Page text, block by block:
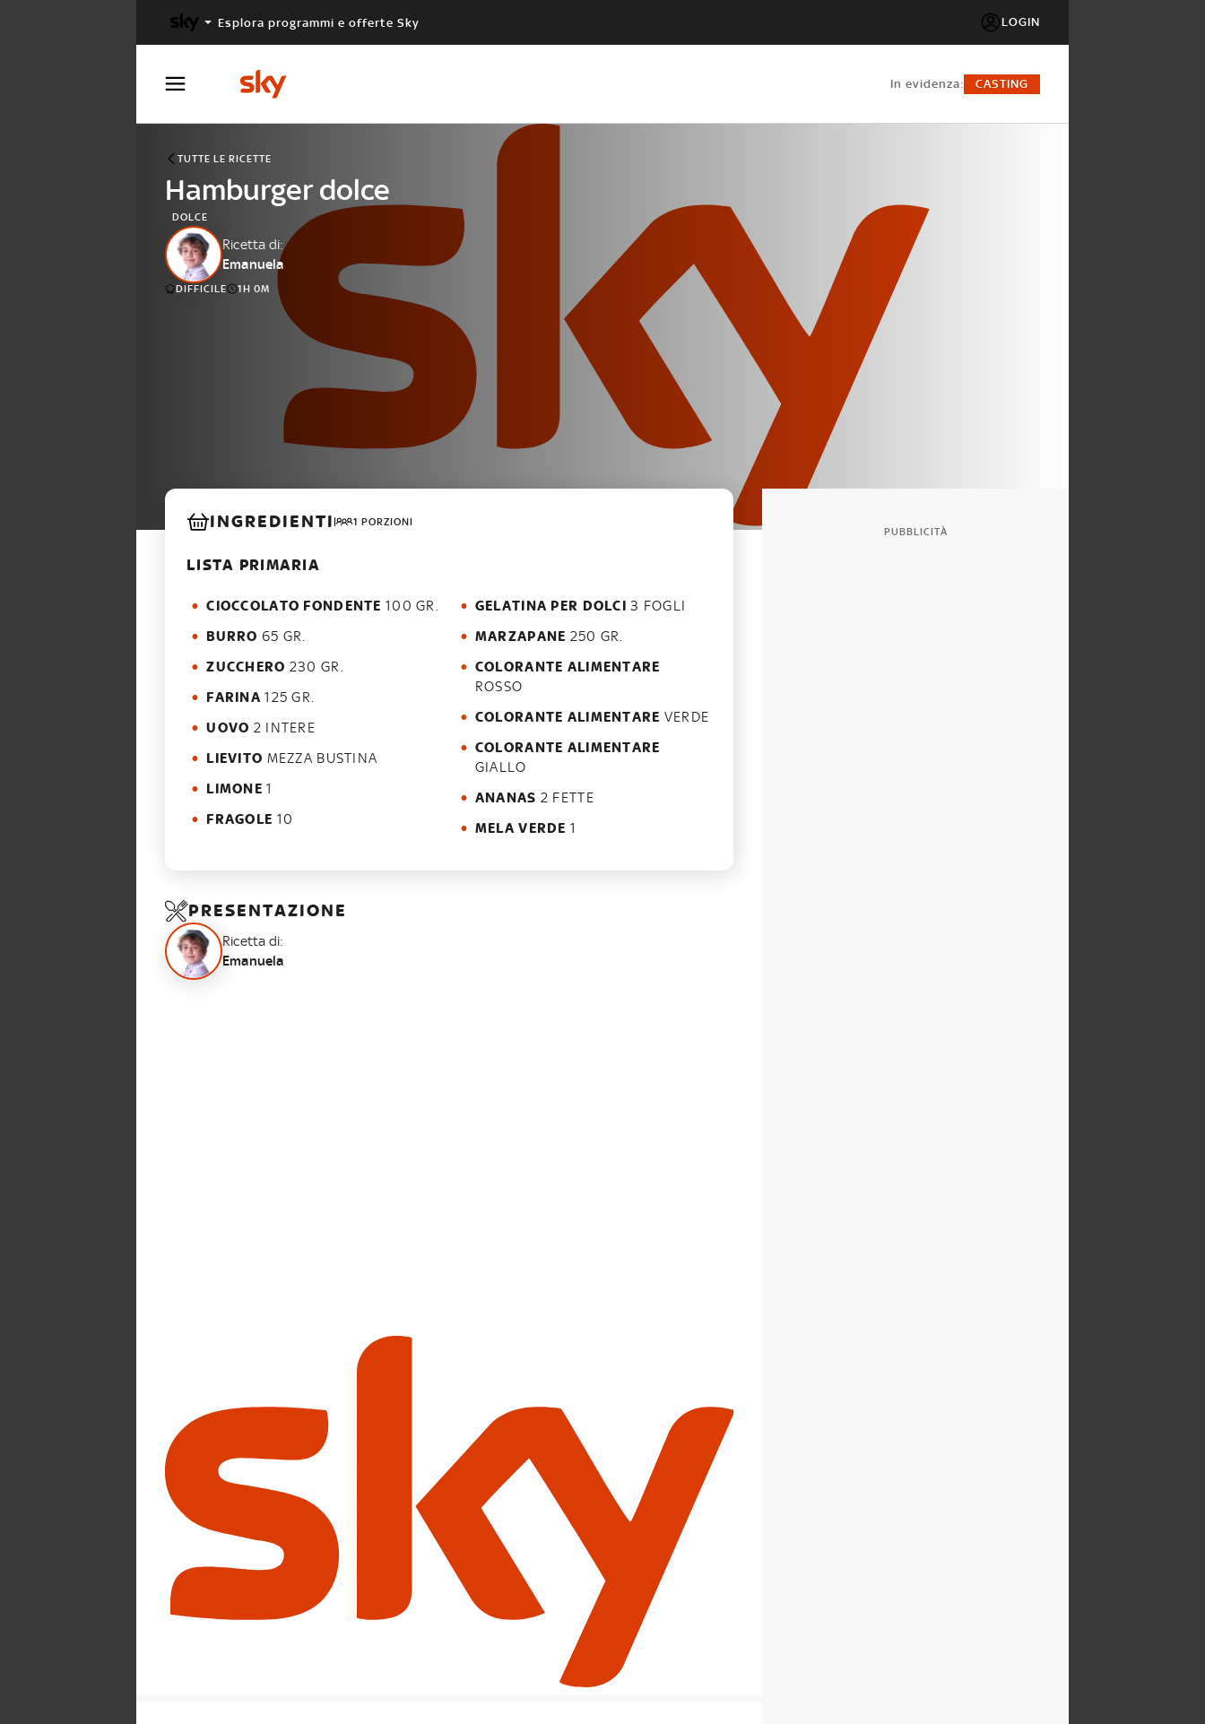
Esplora programmi e offerte Sky LOGIN
in evidenza: CASTING
TUTTE LE RICETTE
Hamburger dolce
DOLCE
Ricetta di:
Emanuela
DIFFICILE 1H 0M
INGREDIENTI 1 PORZIONI
LISTA PRIMARIA
CIOCCOLATO FONDENTE 100 GR.
BURRO 65 GR.
ZUCCHERO 230 GR.
FARINA 125 GR.
UOVO 2 INTERE
LIEVITO MEZZA BUSTINA
LIMONE 1
FRAGOLE 10
GELATINA PER DOLCI 3 FOGLI
MARZAPANE 250 GR.
COLORANTE ALIMENTARE
ROSSO
COLORANTE ALIMENTARE VERDE
COLORANTE ALIMENTARE
GIALLO
ANANAS 2 FETTE
MELA VERDE 1
PRESENTAZIONE
Ricetta di:
Emanuela
PUBBLICITÀ